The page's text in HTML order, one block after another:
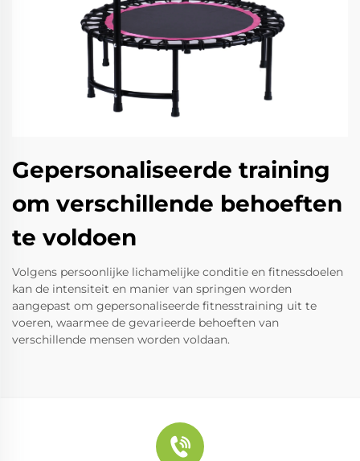
Gepersonaliseerde training
om verschillende behoeften
te voldoen
Volgens persoonlijke lichamelijke conditie en fitnessdoelen
kan de intensiteit en manier van springen worden
aangepast om gepersonaliseerde fitnesstraining uit te
voeren, waarmee de gevarieerde behoeften van
verschillende mensen worden voldaan.